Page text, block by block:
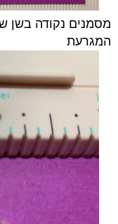
המגרעת